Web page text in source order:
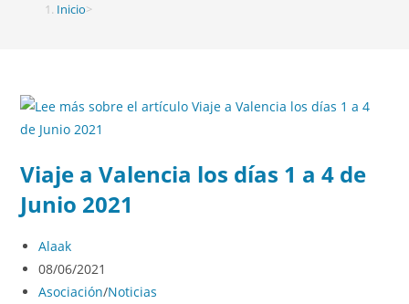
Inicio>
Viaje a Valencia los días 1 a 4 de
Junio 2021
Alaak
08/06/2021
Asociación/Noticias